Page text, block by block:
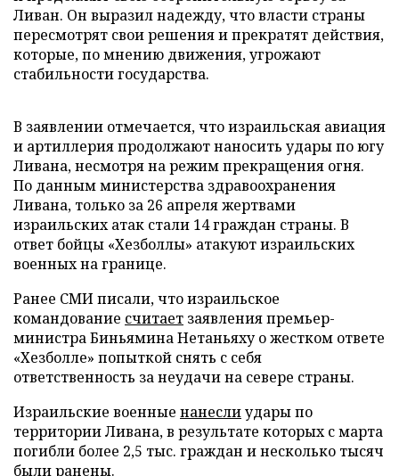
Ливан. Он выразил надежду, что власти страны
пересмотрят свои решения и прекратят действия,
которые, по мнению движения, угрожают
стабильности государства.
В заявлении отмечается, что израильская авиация
и артиллерия продолжают наносить удары по югу
Ливана, несмотря на режим прекращения огня.
По данным министерства здравоохранения
Ливана, только за 26 апреля жертвами
израильских атак стали 14 граждан страны. В
ответ бойцы «Хезболлы» атакуют израильских
военных на границе.
Ранее СМИ писали, что израильское
командование считает заявления премьер-
министра Биньямина Нетаньяху о жестком ответе
«Хезболле» попыткой снять с себя
ответственность за неудачи на севере страны.
Израильские военные нанеслиудары по
территории Ливана, в результате которых с марта
погибли более 2,5 тыс. граждан и несколько тысяч
были ранены.